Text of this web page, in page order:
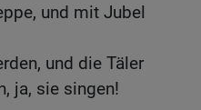
und mit Jubel
und die Täler
ja, sie singen!